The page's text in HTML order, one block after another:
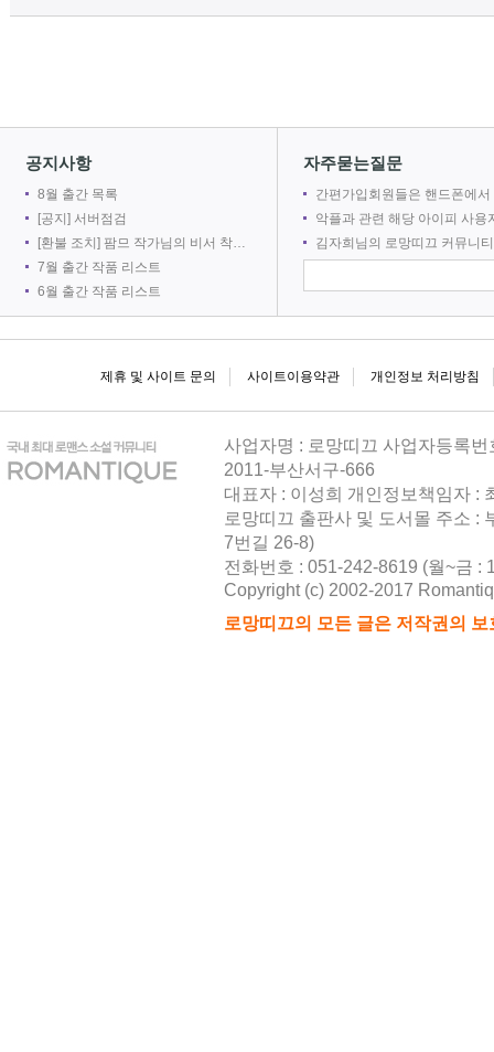
2026-
2026-
공지사항
8월 출간 목록
[공지] 서버점검
[환불 조치] 팜므 작가님의 비서 착취는 출간 취소로 인해 환불 되었습니다.
7월 출간 작품 리스트
6월 출간 작품 리스트
자주묻는질문
간편가입회원들은 핸드폰에서 로망어플로 전자책을 볼 수 없
악플과 관련 해당 아이피 사용자를 차단
김자희님의 로망띠끄 커뮤니티 접속을 차단합
제휴 및 사이트 문의 사이트이용약관 개인정보 처리방침
사업자명 : 로망띠끄 사업자등록
2011-부산서구-666
대표자 : 이성희 개인정보책임자 :
로망띠끄 출판사 및 도서몰 주소 :
7번길 26-8)
전화번호 : 051-242-8619 (월~금 :
Copyright (c) 2002-2017
로망띠끄의 모든 글은 저작권의